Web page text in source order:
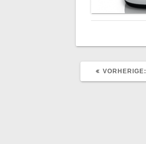
VORHERIGE: